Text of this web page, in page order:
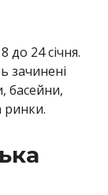
до 24 січня.
зачинені
басейни,
ринки.